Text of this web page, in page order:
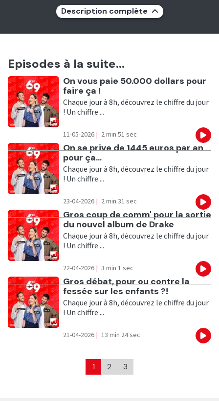
Description complète
Episodes à la suite...
Ecouter
On vous paie 50.000 dollars pour
faire ça !
Chaque jour à 8h, découvrez le chiffre du jour
! Un chiffre ...
11-05-2026 | 2 min 51 sec
Ecouter
On se prive de 1445 euros par an
pour ça...
Chaque jour à 8h, découvrez le chiffre du jour
! Un chiffre ...
23-04-2026 | 2 min 31 sec
Ecouter
Gros coup de comm' pour la sortie
du nouvel album de Drake
Chaque jour à 8h, découvrez le chiffre du jour
! Un chiffre ...
22-04-2026 | 3 min 1 sec
Ecouter
Gros débat, pour ou contre la
fessée sur les enfants ?!
Chaque jour à 8h, découvrez le chiffre du jour
! Un chiffre ...
21-04-2026 | 13 min 24 sec
1 2 3